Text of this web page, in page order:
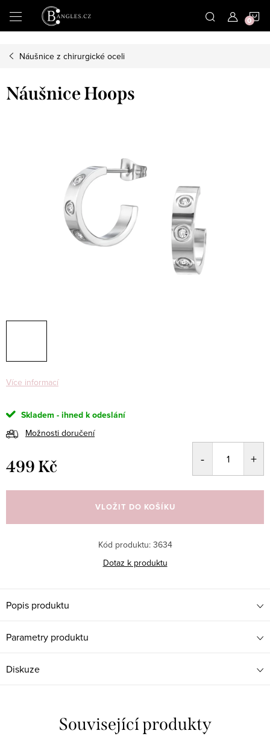
Přejít
na
Náušnice z chirurgické oceli
Náušnice Hoops
Více informací
Skladem - ihned k odeslání
Možnosti doručení
499 Kč
cena:
VLOŽIT DO KOŠÍKU
Kód produktu: 3634
Dotaz k produktu
Popis produktu
Parametry produktu
Diskuze
Související produkty